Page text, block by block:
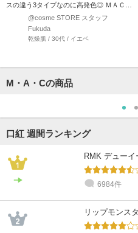
スの違う3タイプなのに高発色◎ ＭＡＣリ
ップスティッ…@cosme STORE スタッフ
Fukuda
乾燥肌 / 30代 / イエベ
M・A・Cの商品
口紅 週間ランキング
RMK デュー
6984件
リップモンス